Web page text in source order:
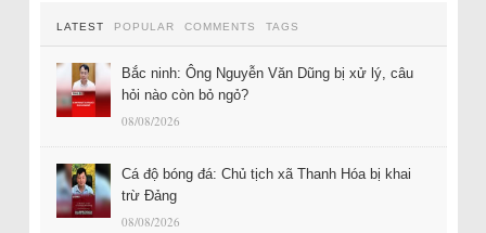
LATEST POPULAR COMMENTS TAGS
Bắc ninh: Ông Nguyễn Văn Dũng bị xử lý, câu
hỏi nào còn bỏ ngỏ?
08/08/2026
Cá độ bóng đá: Chủ tịch xã Thanh Hóa bị khai
trừ Đảng
08/08/2026